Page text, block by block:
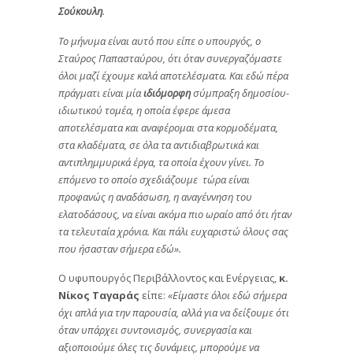
Σούκουλη.
Το μήνυμα είναι αυτό που είπε ο υπουργός, ο
Σταύρος Παπασταύρου, ότι όταν συνεργαζόμαστε
όλοι μαζί έχουμε καλά αποτελέσματα. Και εδώ πέρα
πράγματι είναι μίαιδιόμορφησύμπραξη δημοσίου-
ιδιωτικού τομέα, η οποία έφερε άμεσα
αποτελέσματα και αναφέρομαι στα κορμοδέματα,
στα κλαδέματα, σε όλα τα αντιδιαβρωτικά και
αντιπλημμυρικά έργα, τα οποία έχουν γίνει. Το
επόμενο το οποίο σχεδιάζουμε τώρα είναι
προφανώς η αναδάσωση, η αναγέννηση του
ελατοδάσους, να είναι ακόμα πιο ωραίο από ότι ήταν
τα τελευταία χρόνια. Και πάλι ευχαριστώ όλους σας
που ήσασταν σήμερα εδώ».
Ο υφυπουργός Περιβάλλοντος και Ενέργειας, κ.
Νίκος Ταγαράς είπε: «Είμαστε όλοι εδώ σήμερα
όχι απλά για την παρουσία, αλλά για να δείξουμε ότι
όταν υπάρχει συντονισμός, συνεργασία και
αξιοποιούμε όλες τις δυνάμεις, μπορούμε να